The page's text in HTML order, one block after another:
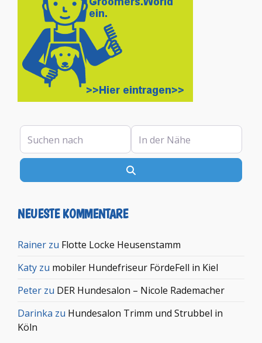
Suchen nach In der Nähe
NEUESTE KOMMENTARE
Rainer zu Flotte Locke Heusenstamm
Katy zu mobiler Hundefriseur FördeFell in Kiel
Peter zu DER Hundesalon – Nicole Rademacher
Darinka zu Hundesalon Trimm und Strubbel in
Köln